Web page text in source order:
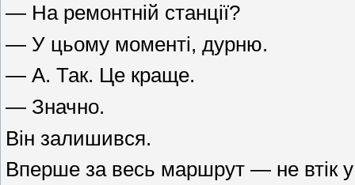
— На ремонтній станції?
— У цьому моменті, дурню.
— А. Так. Це краще.
— Значно.
Він залишився.
Вперше за весь маршрут — не втік у